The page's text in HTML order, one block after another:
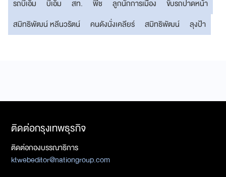
รถบีเอ็ม
บีเอ็ม สท. พีช ลูกนักการเมือง
ขับรถปาดหน้า
สมิทธิพัฒน์ หลีนวรัตน์
คนดังนั่งเคลียร์ สมิทธิพัฒน์ ลุงป้า
ติดต่อกรุงเทพธุรกิจ
ติดต่อกองบรรณาธิการ
ktwebeditor@nationgroup.com